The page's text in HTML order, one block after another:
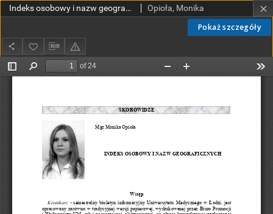
Pokaż szczegóły
Indeks osobowy i nazw geograficznych Opioła, Monika